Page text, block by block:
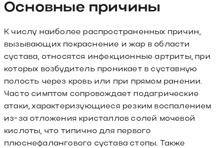
Основные причины
К числу наиболее распространенных причин,
вызывающих покраснение и жар в области
сустава, относятся инфекционные артриты, при
которых возбудитель проникает в суставную
полость через кровь или при прямом ранении.
Часто симптом сопровождает подагрические
атаки, характеризующиеся резким воспалением
из-за отложения кристаллов солей мочевой
кислоты, что типично для первого
плюснефалангового сустава стопы. Также